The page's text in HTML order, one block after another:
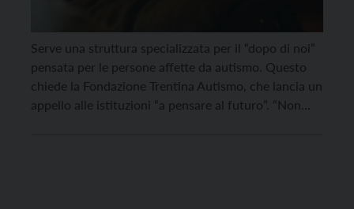
Serve una struttura specializzata per il “dopo di noi”
pensata per le persone affette da autismo. Questo
chiede la Fondazione Trentina Autismo, che lancia un
appello alle istituzioni “a pensare al futuro”. “Non